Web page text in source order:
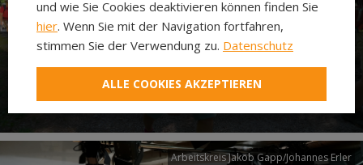
Neuer Pilgerweg Via
Laudato si’
Arbeitskreis Jakob Gapp/Johannes Erler
und wie Sie Cookies deaktivieren können finden Sie
hier. Wenn Sie mit der Navigation fortfahren,
stimmen Sie der Verwendung zu. Datenschutz
ALLE COOKIES AKZEPTIEREN